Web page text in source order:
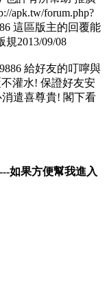
apk.tw/forum.php?
這區版主的回覆能
2013/09/08
給好友的叮嚀與
灌水! 保證好友安
遣喜尊貴! 閣下看
如果方便幫我進入